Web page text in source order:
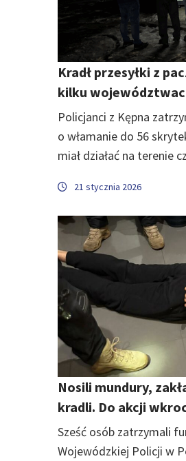
Kradł przesyłki z
kilku
Policjanci z Kępna
o włamanie do 56
miał działać na terenie
21 stycznia 2026
Nosili mundury,
kradli. Do akcji
Sześć osób zatrzymali
Wojewódzkiej Policji w